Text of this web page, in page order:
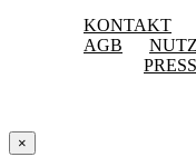
KONTAKT
AGB
×